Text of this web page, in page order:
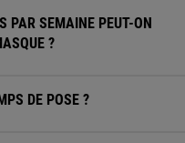
PAR SEMAINE PEUT-ON
?
DE POSE ?